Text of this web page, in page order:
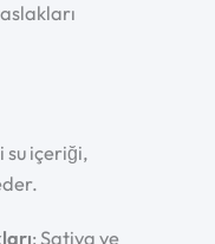
su içeriği,
: Sativa ve